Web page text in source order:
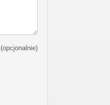
(opcjonalnie)